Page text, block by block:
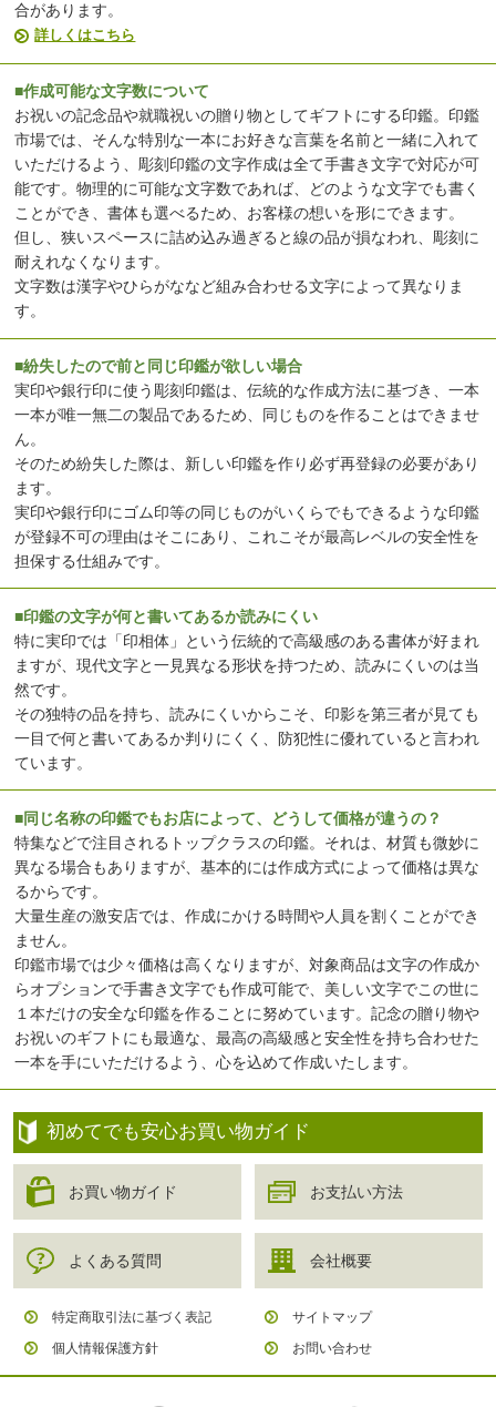
合があります。
詳しくはこちら
■作成可能な文字数について
お祝いの記念品や就職祝いの贈り物としてギフトにする印鑑。印鑑
市場では、そんな特別な一本にお好きな言葉を名前と一緒に入れて
いただけるよう、彫刻印鑑の文字作成は全て手書き文字で対応が可
能です。物理的に可能な文字数であれば、どのような文字でも書く
ことができ、書体も選べるため、お客様の想いを形にできます。
但し、狭いスペースに詰め込み過ぎると線の品が損なわれ、彫刻に
耐えれなくなります。
文字数は漢字やひらがななど組み合わせる文字によって異なりま
す。
■紛失したので前と同じ印鑑が欲しい場合
実印や銀行印に使う彫刻印鑑は、伝統的な作成方法に基づき、一本
一本が唯一無二の製品であるため、同じものを作ることはできませ
ん。
そのため紛失した際は、新しい印鑑を作り必ず再登録の必要があり
ます。
実印や銀行印にゴム印等の同じものがいくらでもできるような印鑑
が登録不可の理由はそこにあり、これこそが最高レベルの安全性を
担保する仕組みです。
■印鑑の文字が何と書いてあるか読みにくい
特に実印では「印相体」という伝統的で高級感のある書体が好まれ
ますが、現代文字と一見異なる形状を持つため、読みにくいのは当
然です。
その独特の品を持ち、読みにくいからこそ、印影を第三者が見ても
一目で何と書いてあるか判りにくく、防犯性に優れていると言われ
ています。
■同じ名称の印鑑でもお店によって、どうして価格が違うの？
特集などで注目されるトップクラスの印鑑。それは、材質も微妙に
異なる場合もありますが、基本的には作成方式によって価格は異な
るからです。
大量生産の激安店では、作成にかける時間や人員を割くことができ
ません。
印鑑市場では少々価格は高くなりますが、対象商品は文字の作成か
らオプションで手書き文字でも作成可能で、美しい文字でこの世に
１本だけの安全な印鑑を作ることに努めています。記念の贈り物や
お祝いのギフトにも最適な、最高の高級感と安全性を持ち合わせた
一本を手にいただけるよう、心を込めて作成いたします。
初めてでも安心お買い物ガイド
お買い物ガイド お支払い方法
よくある質問 会社概要
特定商取引法に基づく表記
サイトマップ
個人情報保護方針
お問い合わせ